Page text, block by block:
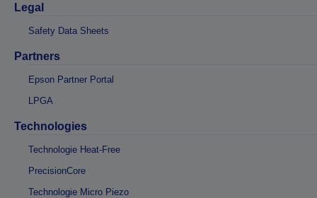
Legal
Safety Data Sheets
Partners
Epson Partner Portal
LPGA
Technologies
Technologie Heat-Free
PrecisionCore
Technologie Micro Piezo